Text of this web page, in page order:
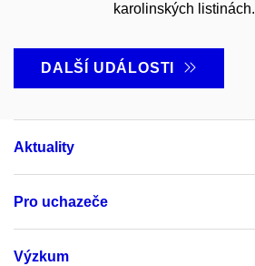
karolinských listinách.
DALŠÍ UDÁLOSTI
Aktuality
Pro uchazeče
Výzkum